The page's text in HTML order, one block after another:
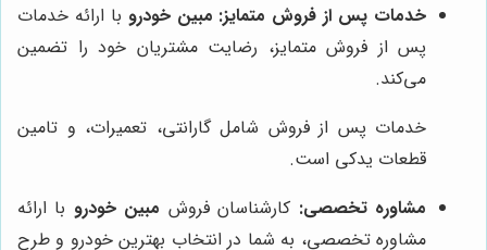
خدمات پس از فروش متمایز: مبین خودرو با ارائه خدمات
پس از فروش متمایز، رضایت مشتریان خود را تضمین
می‌کند.
خدمات پس از فروش شامل گارانتی، تعمیرات، و تامین
قطعات یدکی است.
مشاوره تخصصی: کارشناسان فروش مبین خودرو با ارائه
مشاوره تخصصی، به شما در انتخاب بهترین خودرو و طرح